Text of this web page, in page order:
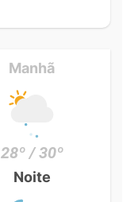
Manhã
28º / 30º
Noite